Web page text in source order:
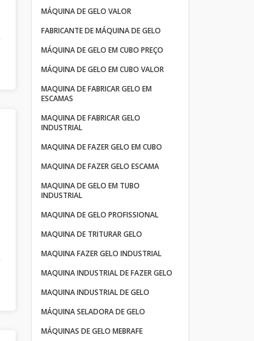
MÁQUINA DE GELO VALOR
FABRICANTE DE MÁQUINA DE GELO
MÁQUINA DE GELO EM CUBO PREÇO
MÁQUINA DE GELO EM CUBO VALOR
MAQUINA DE FABRICAR GELO EM
ESCAMAS
MAQUINA DE FABRICAR GELO
INDUSTRIAL
MAQUINA DE FAZER GELO EM CUBO
MAQUINA DE FAZER GELO ESCAMA
MAQUINA DE GELO EM TUBO
INDUSTRIAL
MAQUINA DE GELO PROFISSIONAL
MAQUINA DE TRITURAR GELO
MAQUINA FAZER GELO INDUSTRIAL
MAQUINA INDUSTRIAL DE FAZER GELO
MAQUINA INDUSTRIAL DE GELO
MÁQUINA SELADORA DE GELO
MÁQUINAS DE GELO MEBRAFE